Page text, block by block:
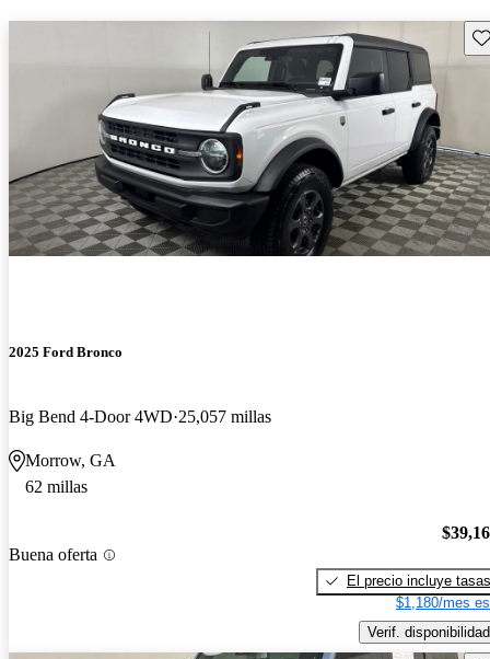
2025 Ford Bronco
Big Bend 4-Door 4WD 25,057 millas
Morrow, GA
62 millas
Buena oferta
El precio incluye tasas
$1,180/mes
Verif. disponibilidad